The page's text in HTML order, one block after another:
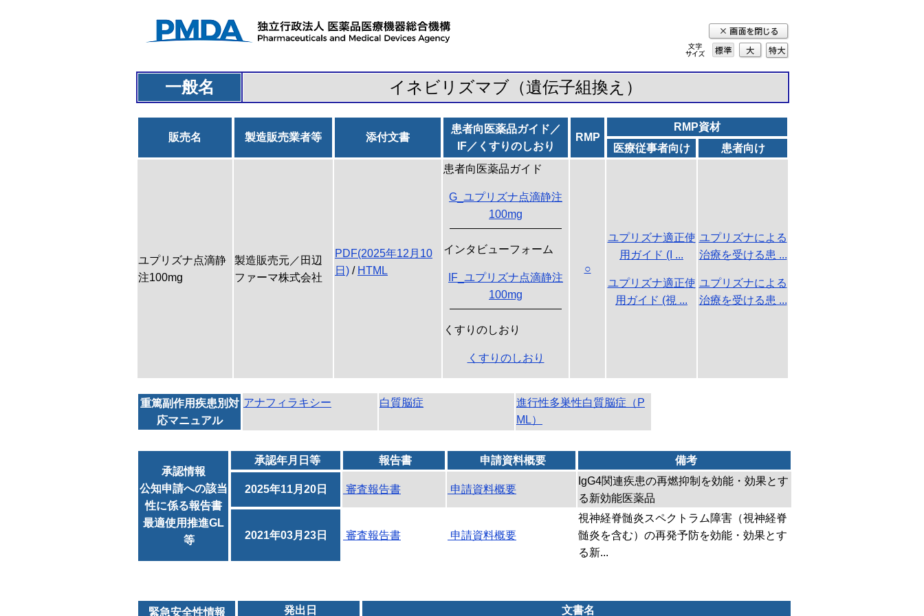
標準 大
特
大
一般名 イネビリズマブ（遺伝子組換え）
販売名 製造販売業者等 添付文書
患者向医薬品ガイド／
IF／くすりのしおり
RMP
RMP資材
医療従事者向け
患者向け
ユプリズナ点滴静
注100mg
製造販売元／田辺
ファーマ株式会社
PDF(2025年12月10
日) / HTML
患者向医薬品ガイド
G_ユプリズナ点滴静注
100mg
インタビューフォーム
IF_ユプリズナ点滴静注
100mg
くすりのしおり
くすりのしおり
○
ユプリズナ適正使
用ガイド (I ...
ユプリズナ適正使
用ガイド (視 ...
ユプリズナによる
治療を受ける患 ...
ユプリズナによる
治療を受ける患 ...
重篤副作用疾患別対
応マニュアル
アナフィラキシー 白質脳症
進行性多巣性白質脳症（P
ML）
承認情報
公知申請への該当
性に係る報告書
最適使用推進GL
等
承認年月日等 報告書 申請資料概要 備考
2025年11月20日 審査報告書 申請資料概要
IgG4関連疾患の再燃抑制を効能・効果とす
る新効能医薬品
2021年03月23日 審査報告書 申請資料概要
視神経脊髄炎スペクトラム障害（視神経脊
髄炎を含む）の再発予防を効能・効果とす
る新...
緊急安全性情報 発出日 文書名